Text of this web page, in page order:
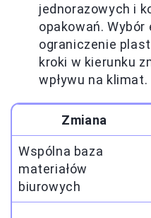
jednorazowych i
opakowań.
ograniczenie
kroki w kierunku
wpływu na klimat.
Zmiana
Wspólna baza
materiałów
biurowych